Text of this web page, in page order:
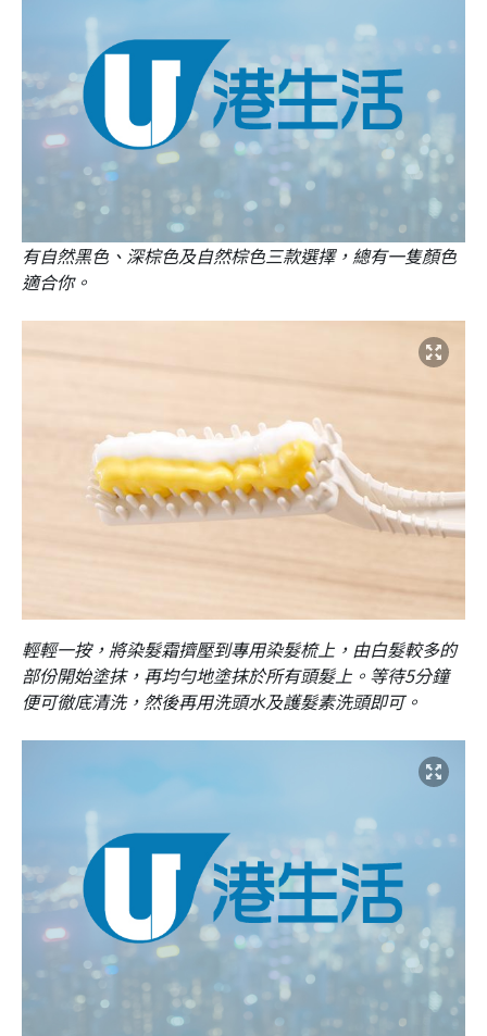
有自然黑色、深棕色及自然棕色三款選擇，總有一隻顏色
適合你。
輕輕一按，將染髮霜擠壓到專用染髮梳上，由白髮較多的
部份開始塗抹，再均勻地塗抹於所有頭髮上。等待5分鐘
便可徹底清洗，然後再用洗頭水及護髮素洗頭即可。